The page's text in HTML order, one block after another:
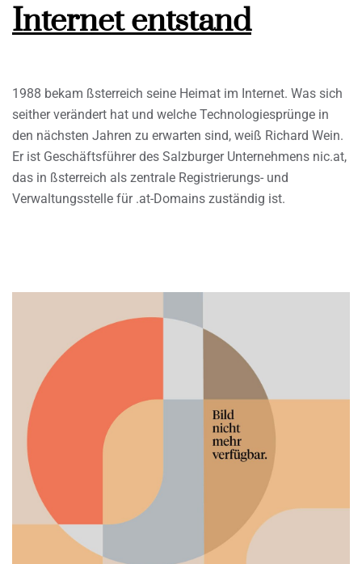
Internet entstand
1988 bekam ßsterreich seine Heimat im Internet. Was sich
seither verändert hat und welche Technologiesprünge in
den nächsten Jahren zu erwarten sind, weiß Richard Wein.
Er ist Geschäftsführer des Salzburger Unternehmens nic.at,
das in ßsterreich als zentrale Registrierungs- und
Verwaltungsstelle für .at-Domains zuständig ist.